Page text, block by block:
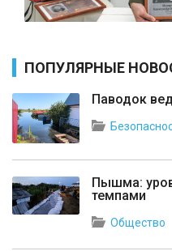
ПОПУЛЯРНЫЕ
Паводок
Пышма:
темпами
Общество